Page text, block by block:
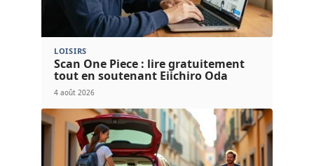
LOISIRS
Scan One Piece : lire gratuitement
tout en soutenant Eiichiro Oda
4 août 2026